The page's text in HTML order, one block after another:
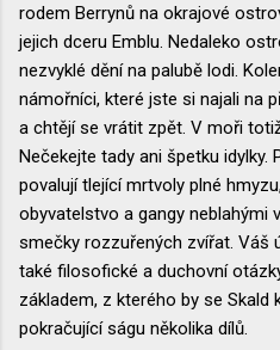
rodem Berrynů na okrajové
jejich dceru Emblu. Nedaleko
nezvyklé dění na palubě lodi.
námořníci, které jste si najali na
a chtějí se vrátit zpět. V moři totiž
Nečekejte tady ani špetku
povalují tlející mrtvoly plné
obyvatelstvo a gangy neblahými
smečky rozzuřených zvířat. Váš
také filosofické a duchovní
základem, z kterého by se
pokračující ságu několika dílů.